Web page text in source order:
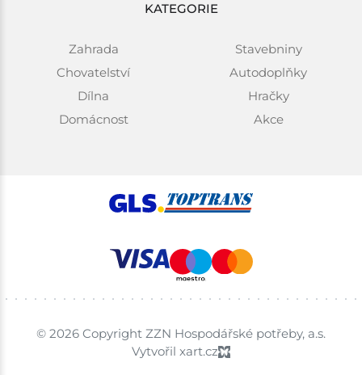
KATEGORIE
Zahrada
Chovatelství
Dílna
Domácnost
Stavebniny
Autodoplňky
Hračky
Akce
© 2026 Copyright ZZN Hospodářské potřeby, a.s.
Vytvořil xart.cz